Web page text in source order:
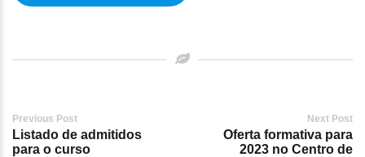
Post
navigation
Previous Post
Listado de admitidos
para o curso
Next Post
Oferta formativa para
2023 no Centro de